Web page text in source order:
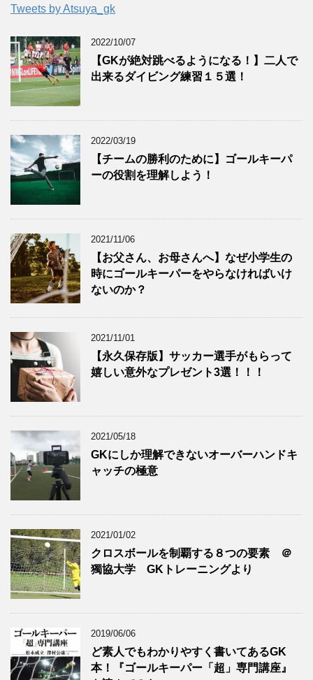
Tweets by Atsuya_gk
2022/10/07
【GKが絶対跳べるようになる！】二人で
出来るダイビング練習１５選！
2022/03/19
【チームの勝利のために】ゴールキーパ
ーの役割を理解しよう！
2021/11/06
【お父さん、お母さんへ】なぜ小学生の
時にゴールキーパーをやらなければいけ
ないのか？
2021/11/01
【永久保存版】サッカー選手がもらって
嬉しい意外なプレゼント3選！！！
2021/05/18
GKにしか理解できないオーバーハンドキ
ャッチの極意
2021/01/02
クロスボールを制覇する８つの要素 ＠
獨協大学 GKトレーニングより
2019/06/06
ど素人でもわかりやすく書いてあるGK
本！『ゴールキーパー「超」専門講座』